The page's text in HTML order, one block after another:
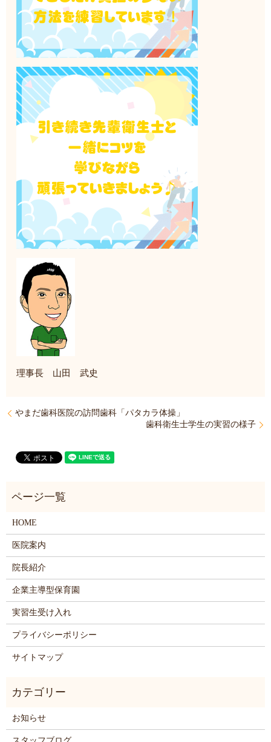
理事長 山田 武史
やまだ歯科医院の訪問歯科「パタカラ体操」
歯科衛生士学生の実習の様子
HOME
医院案内
院長紹介
企業主導型保育園
実習生受け入れ
プライバシーポリシー
サイトマップ
お知らせ